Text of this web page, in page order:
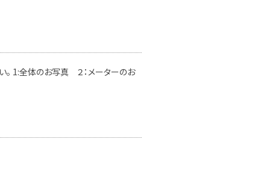
1:全体のお写真 ２：メーターのお